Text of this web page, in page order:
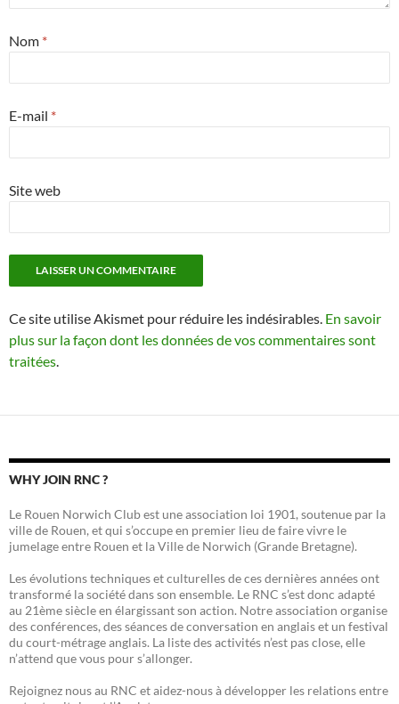
Nom *
E-mail *
Site web
Ce site utilise Akismet pour réduire les indésirables. En savoir
plus sur la façon dont les données de vos commentaires sont
traitées
WHY JOIN RNC ?
Le Rouen Norwich Club est une association loi 1901, soutenue par la
ville de Rouen, et qui s’occupe en premier lieu de faire vivre le
jumelage entre Rouen et la Ville de Norwich (Grande Bretagne).
Les évolutions techniques et culturelles de ces dernières années ont
transformé la société dans son ensemble. Le RNC s’est donc adapté
au 21ème siècle en élargissant son action. Notre association organise
des conférences, des séances de conversation en anglais et un festival
du court-métrage anglais. La liste des activités n’est pas close, elle
n’attend que vous pour s’allonger.
Rejoignez nous au RNC et aidez-nous à développer les relations entre